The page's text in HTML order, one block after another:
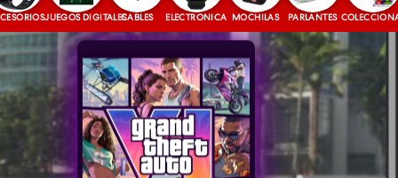
JUEGOS DIGITALESCABLES ELECTRONICA MOCHILAS PARLANTES COLECCIONABLES